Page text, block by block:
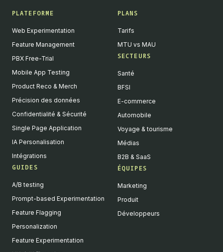
PLATEFORME
Web Experimentation
Feature Management
PBX Free-Trial
Mobile App Testing
Product Reco & Merch
Précision des données
Confidentialité & Sécurité
Single Page Application
IA Personalisation
Intégrations
GUIDES
A/B testing
Prompt-based Experimentation
Feature Flagging
Personalization
Feature Experimentation
PLANS
Tarifs
MTU vs MAU
SECTEURS
Santé
BFSI
E-commerce
Automobile
Voyage & tourisme
Médias
B2B & SaaS
ÉQUIPES
Marketing
Produit
Développeurs